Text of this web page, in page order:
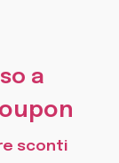
a
sconti